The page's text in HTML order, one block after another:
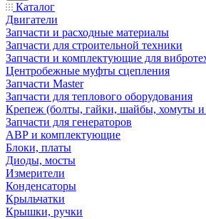
Каталог
Двигатели
Запчасти и расходные материалы
Запчасти для строительной техники
Запчасти и комплектующие для
Центробежные муфты сцепления
Запчасти Master
Запчасти для теплового оборудования
Крепеж (болты, гайки, шайбы, хомуты и
Запчасти для генераторов
АВР и комплектующие
Блоки, платы
Диоды, мосты
Измерители
Конденсаторы
Крыльчатки
Крышки, ручки